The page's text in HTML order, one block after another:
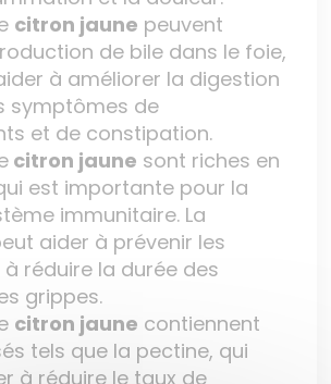
citron jaune peuvent
de bile dans le foie,
à améliorer la digestion
symptômes de
et de constipation.
citron jaune sont riches en
est importante pour la
immunitaire. La
aider à prévenir les
réduire la durée des
grippes.
citron jaune contiennent
tels que la pectine, qui
à réduire le taux de